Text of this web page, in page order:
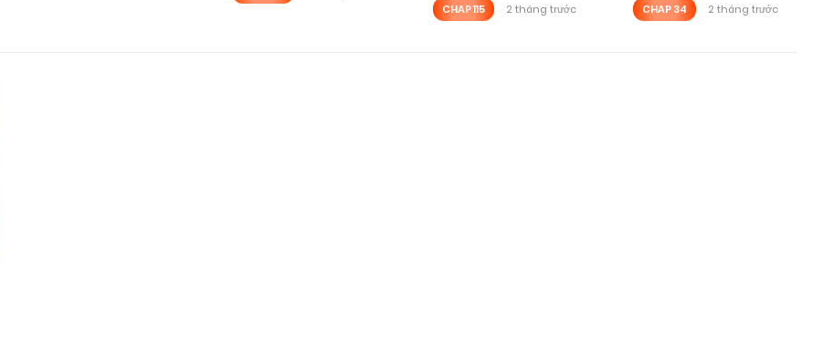
CHAP 115 2 tháng trước CHAP 34 2 tháng trước